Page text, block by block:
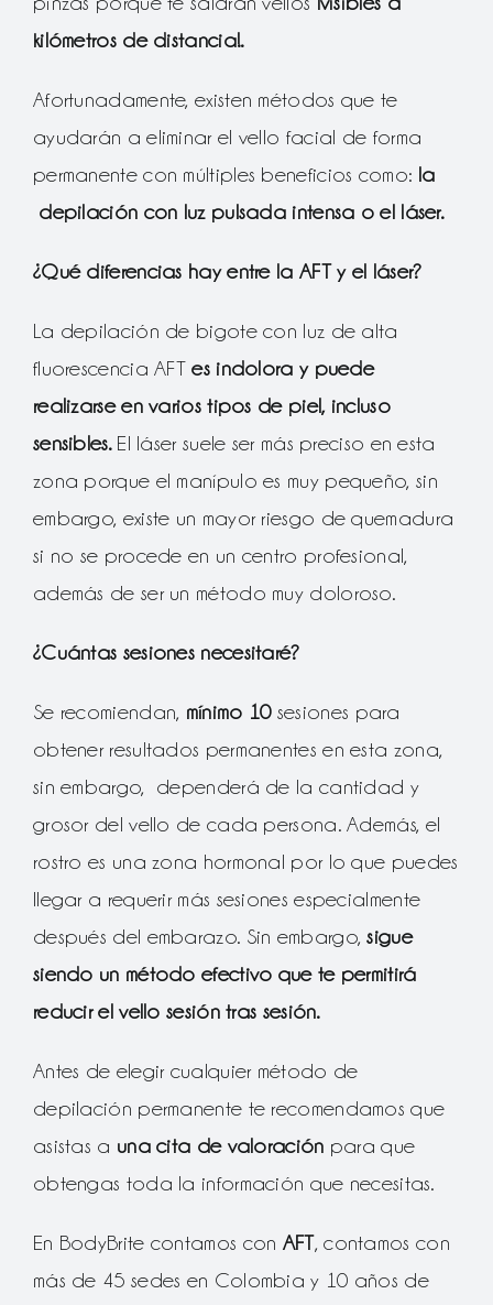
kilómetros de distancia!.
Afortunadamente, existen métodos que te
ayudarán a eliminar el vello facial de forma
permanente con múltiples beneficios como: la
depilación con luz pulsada intensa o el láser.
¿Qué diferencias hay entre la AFT y el láser?
La depilación de bigote con luz de alta
fluorescencia AFTes indolora y puede
realizarse en varios tipos de piel, incluso
sensibles.El láser suele ser más preciso en esta
zona porque el manípulo es muy pequeño, sin
embargo, existe un mayor riesgo de quemadura
si no se procede en un centro profesional,
además de ser un método muy doloroso.
¿Cuántas sesiones necesitaré?
Se recomiendan, mínimo 10sesiones para
obtener resultados permanentes en esta zona,
sin embargo, dependerá de la cantidad y
grosor del vello de cada persona. Además, el
rostro es una zona hormonal por lo que puedes
llegar a requerir más sesiones especialmente
después del embarazo. Sin embargo,sigue
siendo un método efectivo que te permitirá
reducir el vello sesión tras sesión.
Antes de elegir cualquier método de
depilación permanente te recomendamos que
asistas a una cita de valoración para que
obtengas toda la información que necesitas.
En BodyBrite contamos con AFT, contamos con
más de 45 sedes en Colombia y 10 años de